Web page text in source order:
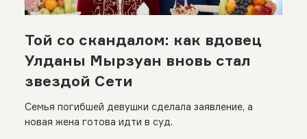
Той со скандалом: как вдовец
Улданы Мырзуан вновь стал
звездой Сети
Семья погибшей девушки сделала заявление, а
новая жена готова идти в суд.